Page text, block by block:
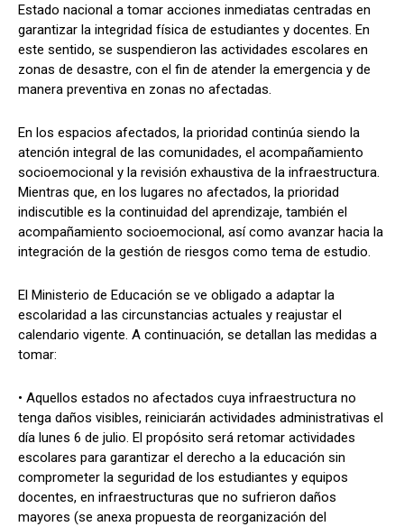
Estado nacional a tomar acciones inmediatas centradas en
garantizar la integridad física de estudiantes y docentes. En
este sentido, se suspendieron las actividades escolares en
zonas de desastre, con el fin de atender la emergencia y de
manera preventiva en zonas no afectadas.
En los espacios afectados, la prioridad continúa siendo la
atención integral de las comunidades, el acompañamiento
socioemocional y la revisión exhaustiva de la infraestructura.
Mientras que, en los lugares no afectados, la prioridad
indiscutible es la continuidad del aprendizaje, también el
acompañamiento socioemocional, así como avanzar hacia la
integración de la gestión de riesgos como tema de estudio.
El Ministerio de Educación se ve obligado a adaptar la
escolaridad a las circunstancias actuales y reajustar el
calendario vigente. A continuación, se detallan las medidas a
tomar:
• Aquellos estados no afectados cuya infraestructura no
tenga daños visibles, reiniciarán actividades administrativas el
día lunes 6 de julio. El propósito será retomar actividades
escolares para garantizar el derecho a la educación sin
comprometer la seguridad de los estudiantes y equipos
docentes, en infraestructuras que no sufrieron daños
mayores (se anexa propuesta de reorganización del